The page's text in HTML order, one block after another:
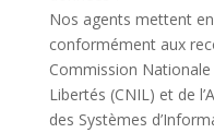
Nos agents mettent
conformément aux
Commission
Libertés (CNIL) et de
des Systèmes